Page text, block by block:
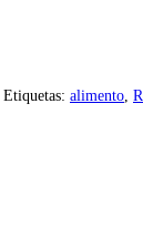
Etiquetas: alimento